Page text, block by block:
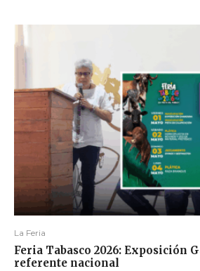
La Feria
Feria Tabasco 2026: Exposición
referente nacional